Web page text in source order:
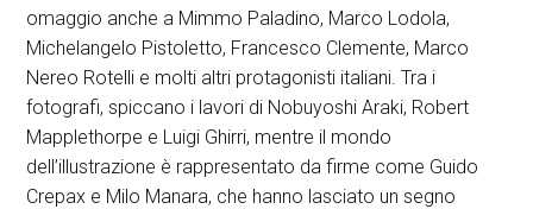
omaggio anche a Mimmo Paladino, Marco Lodola,
Michelangelo Pistoletto, Francesco Clemente, Marco
Nereo Rotelli e molti altri protagonisti italiani. Tra i
fotografi, spiccano i lavori di Nobuyoshi Araki, Robert
Mapplethorpe e Luigi Ghirri, mentre il mondo
dell’illustrazione è rappresentato da firme come Guido
Crepax e Milo Manara, che hanno lasciato un segno